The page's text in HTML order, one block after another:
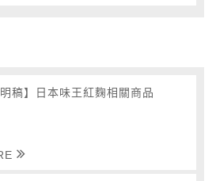
明稿】日本味王紅麴相關商品